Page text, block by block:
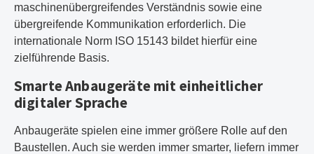
maschinenübergreifendes Verständnis sowie eine
übergreifende Kommunikation erforderlich. Die
internationale Norm ISO 15143 bildet hierfür eine
zielführende Basis.
Smarte Anbaugeräte mit einheitlicher
digitaler Sprache
Anbaugeräte spielen eine immer größere Rolle auf den
Baustellen. Auch sie werden immer smarter, liefern immer